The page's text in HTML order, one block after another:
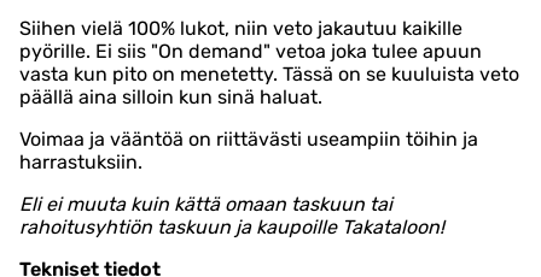
Siihen vielä 100% lukot, niin veto jakautuu kaikille
pyörille. Ei siis "On demand" vetoa joka tulee apuun
vasta kun pito on menetetty. Tässä on se kuuluista veto
päällä aina silloin kun sinä haluat.
Voimaa ja vääntöä on riittävästi useampiin töihin ja
harrastuksiin.
Eli ei muuta kuin kättä omaan taskuun tai
rahoitusyhtiön taskuun ja kaupoille Takataloon!
Tekniset tiedot